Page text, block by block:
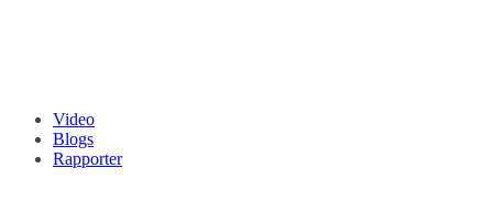
Video
Blogs
Rapporter